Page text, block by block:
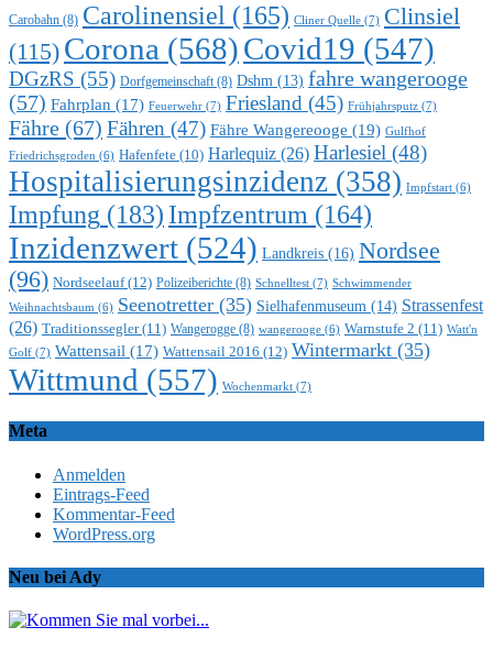
Carobahn (8) Carolinensiel (165) Cliner Quelle (7) Clinsiel
(115) Corona (568)Covid19 (547)
DGzRS (55) Dorfgemeinschaft(8) Dshm (13) fahre wangerooge
(57) Fahrplan (17) Feuerwehr (7) Friesland (45) Frühjahrsputz (7)
Fähre (67) Fähren (47) Fähre Wangereooge (19) Gulfhof
Friedrichsgroden (6) Hafenfete (10) Harlequiz (26) Harlesiel (48)
Hospitalisierungsinzidenz (358) Impfstart (6)
Impfung (183) Impfzentrum (164)
Inzidenzwert (524) Landkreis (16) Nordsee
(96) Nordseelauf(12) Polizeiberichte (8) Schnelltest (7) Schwimmender
Weihnachtsbaum (6) Seenotretter (35) Sielhafenmuseum (14) Strassenfest
(26) Traditionssegler(11) Wangerogge (8) wangerooge (6) Warnstufe 2 (11) Watt'n
Golf (7) Wattensail (17) Wattensail 2016 (12) Wintermarkt (35)
Wittmund (557) Wochenmarkt (7)
Meta
Anmelden
Eintrags-Feed
Kommentar-Feed
WordPress.org
Neu bei Ady